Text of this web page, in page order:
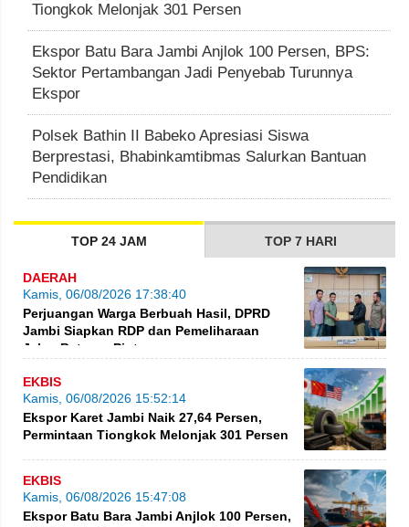
Tiongkok Melonjak 301 Persen
Ekspor Batu Bara Jambi Anjlok 100 Persen, BPS:
Sektor Pertambangan Jadi Penyebab Turunnya
Ekspor
Polsek Bathin II Babeko Apresiasi Siswa
Berprestasi, Bhabinkamtibmas Salurkan Bantuan
Pendidikan
TOP 24 JAM TOP 7 HARI
DAERAH
Kamis, 06/08/2026 17:38:40
Perjuangan Warga Berbuah Hasil, DPRD
Jambi Siapkan RDP dan Pemeliharaan
Jalan Betung–Pintas
EKBIS
Kamis, 06/08/2026 15:52:14
Ekspor Karet Jambi Naik 27,64 Persen,
Permintaan Tiongkok Melonjak 301 Persen
EKBIS
Kamis, 06/08/2026 15:47:08
Ekspor Batu Bara Jambi Anjlok 100 Persen,